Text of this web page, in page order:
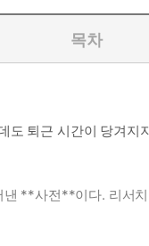
목차
퇴근 시간이 당겨지
**사전**이다. 리서치·